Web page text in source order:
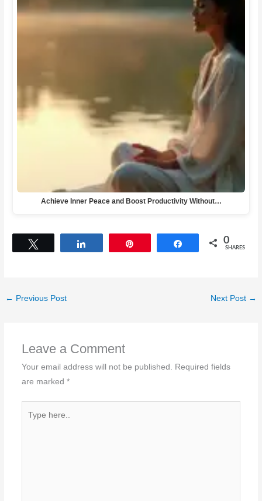
Achieve Inner Peace and Boost Productivity Without…
Share 0
SHARES
← Previous Post Next Post →
Leave a Comment
Your email address will not be published.
Required fields
are marked *
here..